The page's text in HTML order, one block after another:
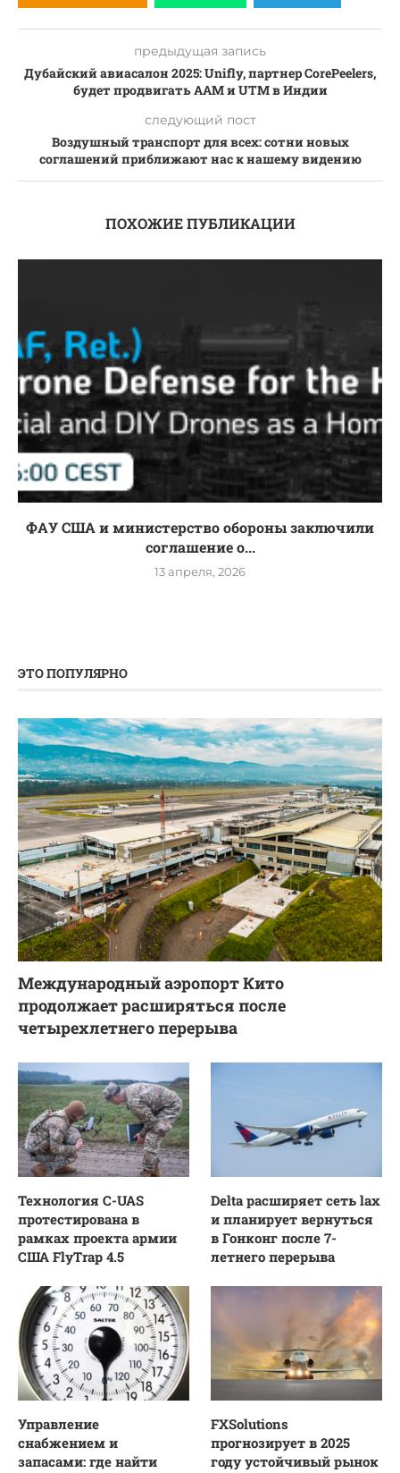
предыдущая запись
Дубайский авиасалон 2025: Unifly, партнер CorePeelers,
будет продвигать AAM и UTM в Индии
следующий пост
Воздушный транспорт для всех: сотни новых
соглашений приближают нас к нашему видению
ПОХОЖИЕ ПУБЛИКАЦИИ
ФАУ США и министерство обороны заключили
соглашение о...
13 апреля, 2026
ЭТО ПОПУЛЯРНО
Международный аэропорт Кито
продолжает расширяться после
четырехлетнего перерыва
Технология C-UAS
протестирована в
рамках проекта армии
США FlyTrap 4.5
Delta расширяет сеть lax
и планирует вернуться
в Гонконг после 7-
летнего перерыва
Управление
снабжением и
запасами: где найти
FXSolutions
прогнозирует в 2025
году устойчивый рынок